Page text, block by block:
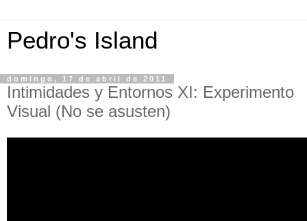
Pedro's Island
domingo, 17 de abril de 2011
Intimidades y Entornos XI: Experimento
Visual (No se asusten)